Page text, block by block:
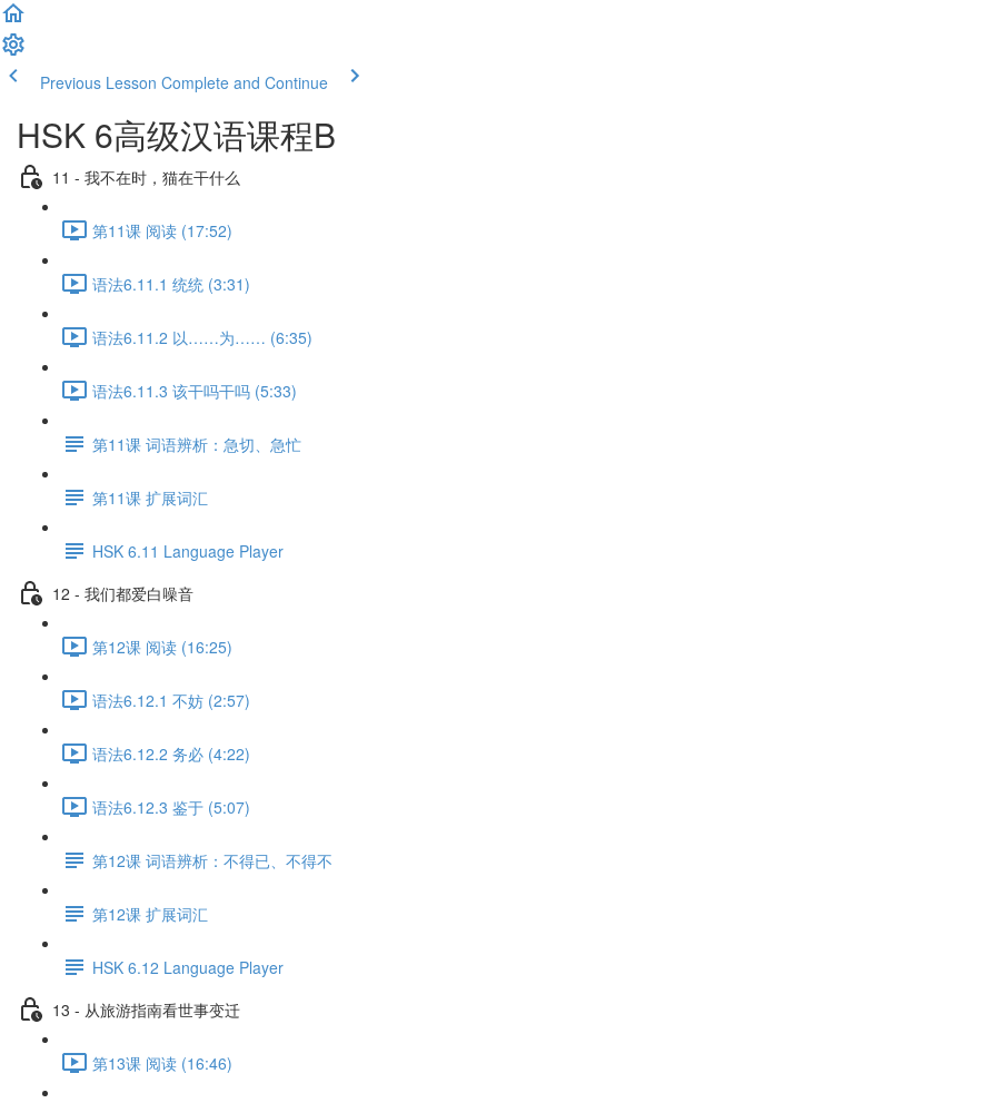
Previous Lesson Complete and Continue
HSK 6高级汉语课程B
11 - 我不在时，猫在干什么
第11课 阅读 (17:52)
语法6.11.1 统统 (3:31)
语法6.11.2 以……为…… (6:35)
语法6.11.3 该干吗干吗 (5:33)
第11课 词语辨析：急切、急忙
第11课 扩展词汇
HSK 6.11 Language Player
12 - 我们都爱白噪音
第12课 阅读 (16:25)
语法6.12.1 不妨 (2:57)
语法6.12.2 务必 (4:22)
语法6.12.3 鉴于 (5:07)
第12课 词语辨析：不得已、不得不
第12课 扩展词汇
HSK 6.12 Language Player
13 - 从旅游指南看世事变迁
第13课 阅读 (16:46)